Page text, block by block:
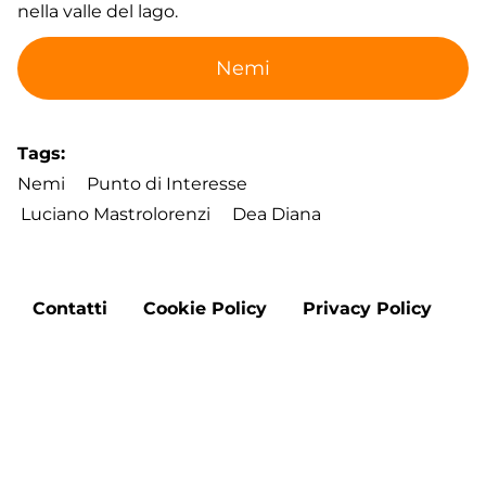
nella valle del lago.
Nemi
Tags
Nemi
Punto di Interesse
Luciano Mastrolorenzi
Dea Diana
Footer
Contatti Cookie Policy Privacy Policy